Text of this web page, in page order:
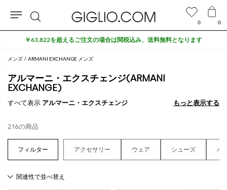
メンズ ARMANI EXCHANGE メンズ
アルマーニ・エクスチェンジ(ARMANI
EXCHANGE)
すべて表示 アルマーニ・エクスチェンジ もっと表示する
もっと表示する
216の商品
アクセサリー ウェア シューズ バ
0 0
検
索
アウトレットエリアでさらに10%割引